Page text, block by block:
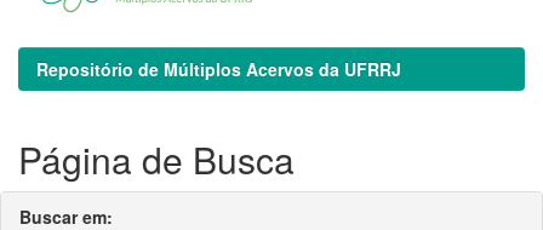
Repositório de Múltiplos Acervos da UFRRJ
Página de Busca
Buscar em: